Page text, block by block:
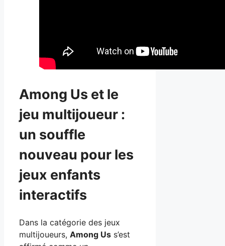
Among Us et le
jeu multijoueur :
un souffle
nouveau pour les
jeux enfants
interactifs
Dans la catégorie des jeux
multijoueurs, Among Us s’est